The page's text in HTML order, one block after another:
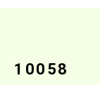
10058